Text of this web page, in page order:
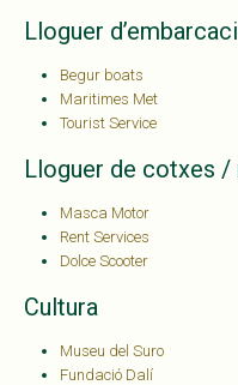
Lloguer
Begur boats
Maritimes Met
Tourist Service
Lloguer de cotxes
Masca Motor
Rent Services
Dolce Scooter
Cultura
Museu del Suro
Fundació Dalí